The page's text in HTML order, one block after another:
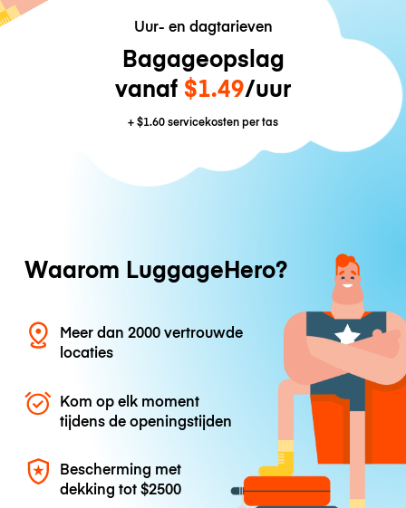
Uur- en dagtarieven
Bagageopslag
vanaf $1.49/uur
+$1.60servicekosten per tas
Waarom LuggageHero?
Meer dan 2000 vertrouwde
locaties
Kom op elk moment
tijdens de openingstijden
Bescherming met
dekking tot$2500